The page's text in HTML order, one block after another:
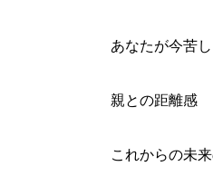
あなたが今苦
親との距離感
これからの未